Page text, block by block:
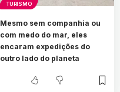
TURISMO
Mesmo sem companhia ou
com medo do mar, eles
encaram expedições do
outro lado do planeta